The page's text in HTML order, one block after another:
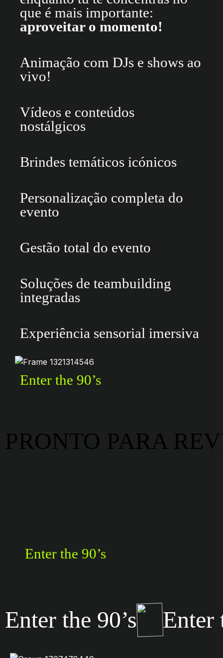
que é mais importante:
aproveitar o momento!
Animação com DJs e shows ao
vivo!
Vídeos e conteúdos
nostálgicos
Brindes temáticos icónicos
Personalização completa do
evento
Gestão total do evento
Soluções de teambuilding
integradas
Experiência sensorial imersiva
Enter the 90’s
PRONTO PARA
Enter the 90’s
Enter the 90’s Enter